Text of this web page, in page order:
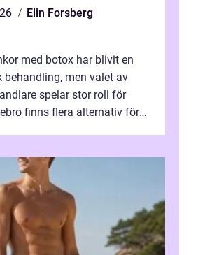
Elin Forsberg
med botox har blivit en
behandling, men valet av
spelar stor roll för
finns flera alternativ för